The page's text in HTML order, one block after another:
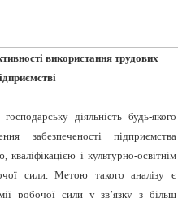
використання трудових
діяльність будь-якого
забезпеченості підприємства
і культурно-освітнім
сили. Метою такого аналізу є
робочої сили у зв’язку з більш